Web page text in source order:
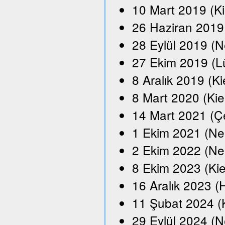
10 Mart 2019
26 Haziran
28 Eylül 2019
27 Ekim 2019
8 Aralık 2019
8 Mart 2020
14 Mart 2021
1 Ekim 2021
2 Ekim 2022
8 Ekim 2023
16 Aralık 2023
11 Şubat 2024
29 Eylül 2024